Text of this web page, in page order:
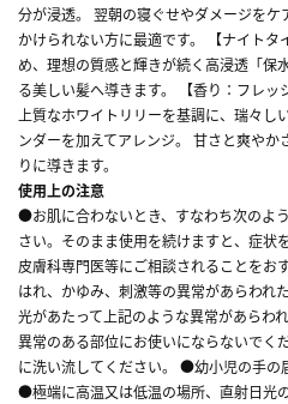
分が浸透。 翌朝の寝ぐせやダメージを
かけられない方に最適です。 【ナイト
め、理想の質感と輝きが続く高浸透「保
る美しい髪へ導きます。 【香り：フレッ
上質なホワイトリリーを基調に、瑞々し
ンダーを加えてアレンジ。 甘さと爽や
りに導きます。
使用上の注意
●お肌に合わないとき、すなわち次のよ
さい。そのまま使用を続けますと、症状
皮膚科専門医等にご相談されることをお
はれ、かゆみ、刺激等の異常があらわれ
光があたって上記のような異常があらわ
異常のある部位にお使いにならないで
に洗い流してください。 ●幼小児の手の
●極端に高温又は低温の場所、直射日光